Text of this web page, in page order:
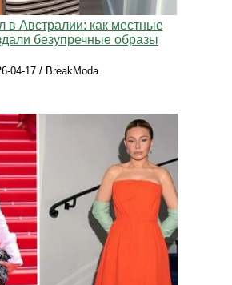
в Австралии: как местные
безупречные образы
04-17 / BreakModa